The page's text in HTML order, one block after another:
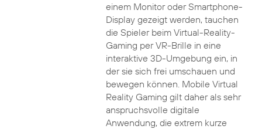
einem Monitor oder Smartphone-
Display gezeigt werden, tauchen
die Spieler beim Virtual-Reality-
Gaming per VR-Brille in eine
interaktive 3D-Umgebung ein, in
der sie sich frei umschauen und
bewegen können. Mobile Virtual
Reality Gaming gilt daher als sehr
anspruchsvolle digitale
Anwendung, die extrem kurze